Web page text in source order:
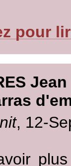
pour
Jean
, 12-